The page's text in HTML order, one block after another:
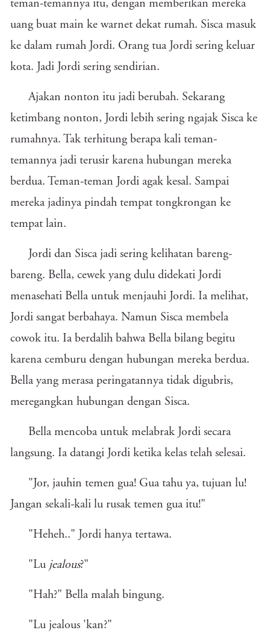
teman-temannya itu, dengan memberikan mereka
uang buat main ke warnet dekat rumah. Sisca masuk
ke dalam rumah Jordi. Orang tua Jordi sering keluar
kota. Jadi Jordi sering sendirian.
Ajakan nonton itu jadi berubah. Sekarang
ketimbang nonton, Jordi lebih sering ngajak Sisca ke
rumahnya. Tak terhitung berapa kali teman-
temannya jadi terusir karena hubungan mereka
berdua. Teman-teman Jordi agak kesal. Sampai
mereka jadinya pindah tempat tongkrongan ke
tempat lain.
Jordi dan Sisca jadi sering kelihatan bareng-
bareng. Bella, cewek yang dulu didekati Jordi
menasehati Bella untuk menjauhi Jordi. Ia melihat,
Jordi sangat berbahaya. Namun Sisca membela
cowok itu. Ia berdalih bahwa Bella bilang begitu
karena cemburu dengan hubungan mereka berdua.
Bella yang merasa peringatannya tidak digubris,
meregangkan hubungan dengan Sisca.
Bella mencoba untuk melabrak Jordi secara
langsung. Ia datangi Jordi ketika kelas telah selesai.
"Jor, jauhin temen gua! Gua tahu ya, tujuan lu!
Jangan sekali-kali lu rusak temen gua itu!"
"Heheh.." Jordi hanya tertawa.
"Lu jealous?"
"Hah?" Bella malah bingung.
"Lu jealous 'kan?"